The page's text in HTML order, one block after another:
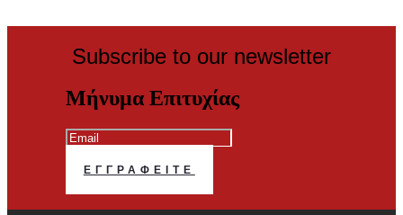
Subscribe to our newsletter
Μήνυμα Επιτυχίας
ΕΓΓΡΑΦΕΊΤΕ